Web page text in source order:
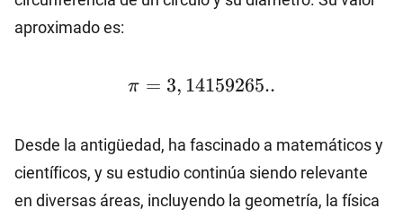
aproximado es:
\pi=3,14159265..
π = 3, 14159265..
Desde la antigüedad, ha fascinado a matemáticos y
científicos, y su estudio continúa siendo relevante
en diversas áreas, incluyendo la geometría, la física